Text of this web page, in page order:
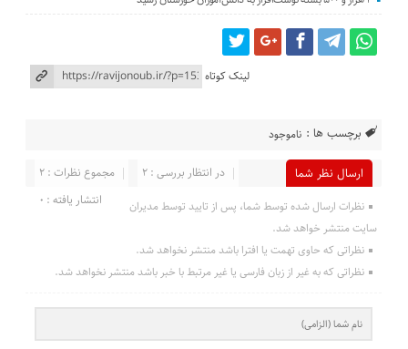
لینک کوتاه
برچسب ها : ناموجود
ارسال نظر شما مجموع نظرات : 2
در انتظار بررسی : 2
انتشار یافته : 0
نظرات ارسال شده توسط شما، پس از تایید توسط مدیران
سایت منتشر خواهد شد.
نظراتی که حاوی تهمت یا افترا باشد منتشر نخواهد شد.
نظراتی که به غیر از زبان فارسی یا غیر مرتبط با خبر باشد منتشر نخواهد شد.